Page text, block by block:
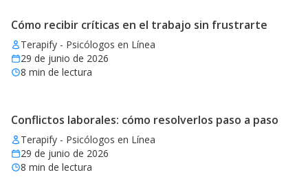
Cómo recibir críticas en el trabajo sin frustrarte
Terapify - Psicólogos en Línea
29 de junio de 2026
8 min de lectura
Conflictos laborales: cómo resolverlos paso a paso
Terapify - Psicólogos en Línea
29 de junio de 2026
8 min de lectura